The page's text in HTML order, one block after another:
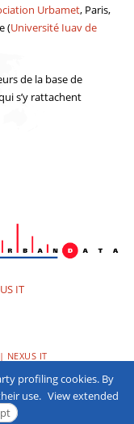
Urbamet, Paris,
(Université Iuav de
de la base de
s’y rattachent
IT
NEXUS IT
profiling cookies. By
use. View extended